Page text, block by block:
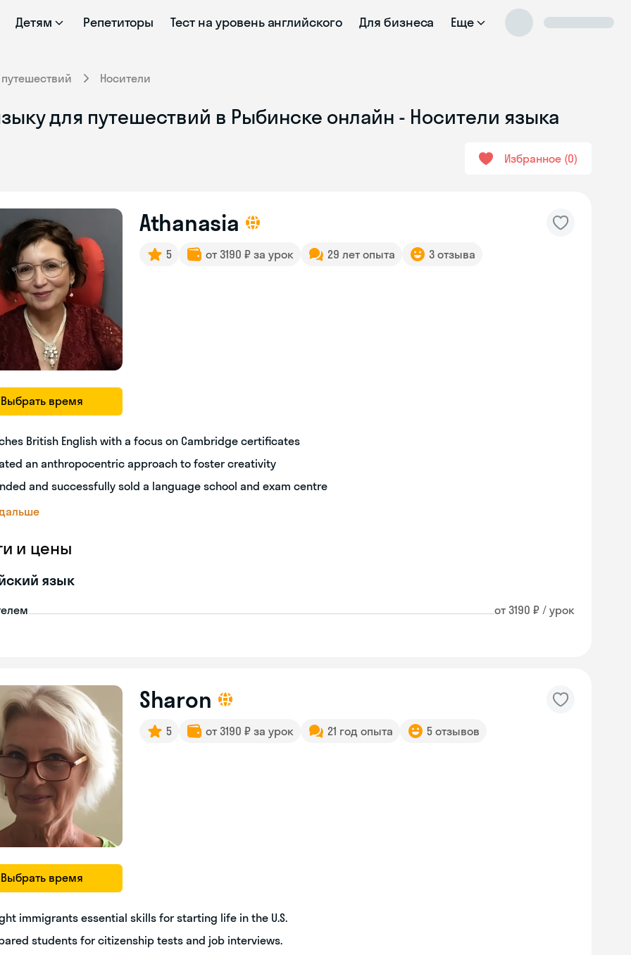
Детям Репетиторы Тест на уровень английского Для бизнеса Еще
Носители
для путешествий в Рыбинске онлайн - Носители языка
Избранное 0
Выбрать время
Athanasia
5 от 3190 ₽ за урок 29 лет опыта 3 отзыва
British English with a focus on Cambridge certificates
an anthropocentric approach to foster creativity
and successfully sold a language school and exam centre
и цены
язык
от 3190 ₽ / урок
Выбрать время
Sharon
5 от 3190 ₽ за урок 21 год опыта 5 отзывов
immigrants essential skills for starting life in the U.S.
students for citizenship tests and job interviews.